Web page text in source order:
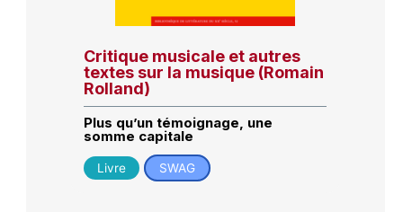
Critique musicale et autres
textes sur la musique (Romain
Rolland)
Plus qu’un témoignage, une
somme capitale
Livre SWAG